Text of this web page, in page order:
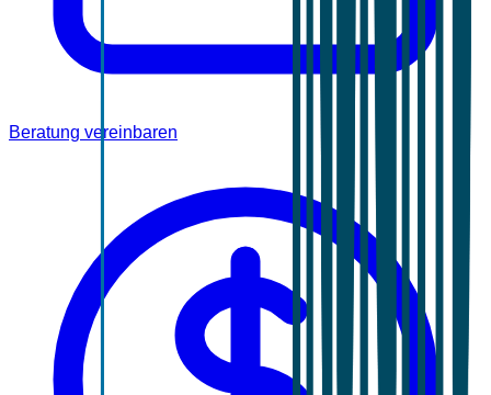
Beratung vereinbaren